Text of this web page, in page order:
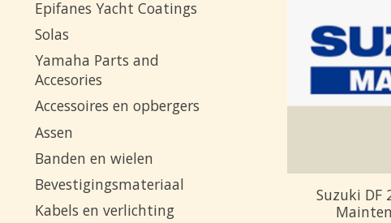
Epifanes Yacht Coatings
Solas
Yamaha Parts and
Accesories
Accessoires en opbergers
Assen
Banden en wielen
Bevestigingsmateriaal
Kabels en verlichting
Suzuki DF